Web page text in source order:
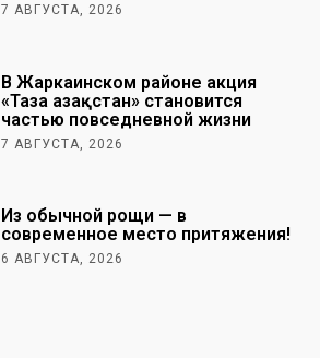
7 АВГУСТА, 2026
В Жаркаинском районе акция
«Таза Қазақстан» становится
частью повседневной жизни
7 АВГУСТА, 2026
Из обычной рощи — в
современное место притяжения!
6 АВГУСТА, 2026